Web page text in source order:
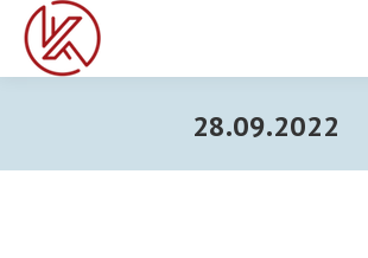
28.09.2022